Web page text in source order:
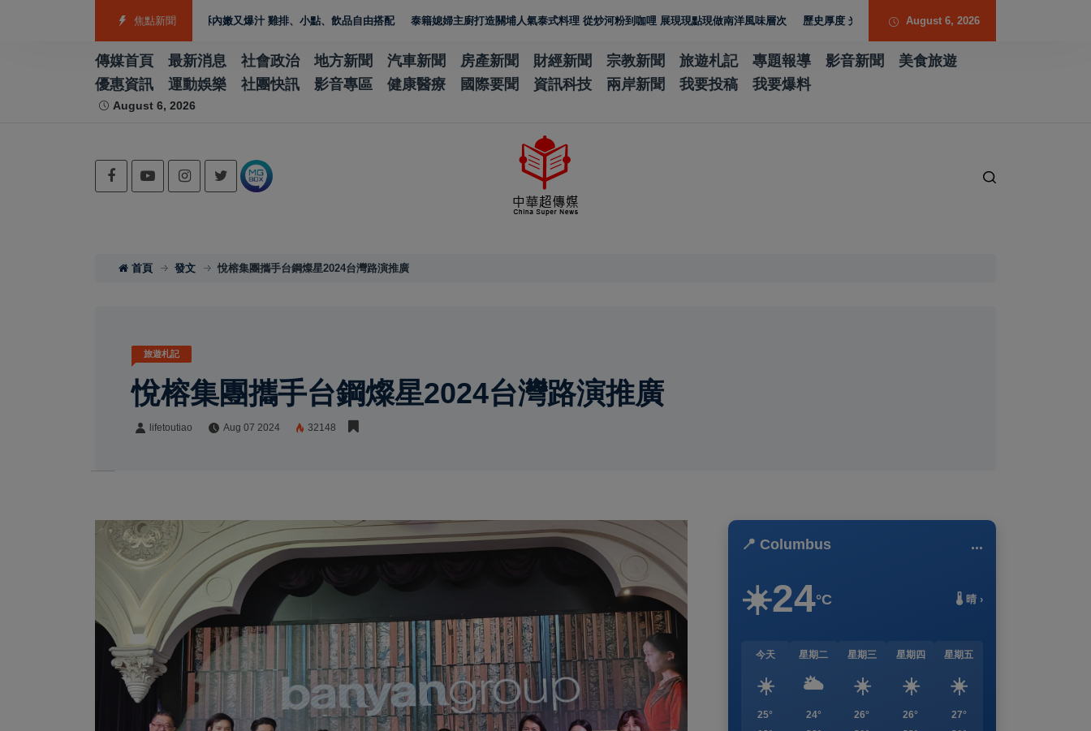
焦點新聞
宵夜美食 北港人氣炸雞外酥內嫩又爆汁 雞排、小點、飲品自由搭配 泰籍媳婦主廚打造關埔人氣泰式料理 從炒河粉到咖哩 展現現點現做南洋風味層次 歷史厚度 光影流動 胡焱榮用「石說新語」重構當代翡翠
August 6, 2026
傳媒首頁 最新消息 社會政治 地方新聞 汽車新聞 房產新聞 財經新聞 宗教新聞 旅遊札記 專題報導 影音新聞
美食旅遊
優惠資訊
運動娛樂 社團快訊 影音專區 健康醫療 國際要聞 資訊科技 兩岸新聞 我要投稿 我要爆料
August 6, 2026
首頁 發文 悅榕集團攜手台鋼燦星2024台灣路演推廣
旅遊札記
悅榕集團攜手台鋼燦星2024台灣路演推廣
lifetoutiao Aug 07 2024 32148
📍 Columbus ...
☀️24°C 🌡️ 晴 ›
今天
☀️
25°
星期二
🌥️
24°
星期三
☀️
26°
星期四
☀️
26°
星期五
☀️
27°